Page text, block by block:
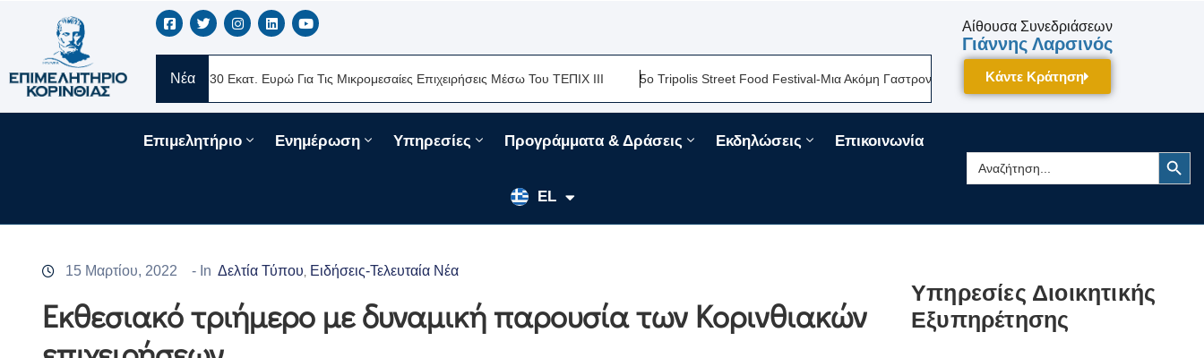
Νέα
Ελλάς Νέα Δάνεια 330 Εκατ. Ευρώ Για Τις Μικρομεσαίες Επιχειρήσεις Μέσω Του ΤΕΠΙΧ ΙΙΙ 5ο Tripolis Street Food Festival-Μια Ακόμη Γαστρονομική Γιορτή Της Πελοποννήσου Δίνει Ραντεβού Τον
Αίθουσα Συνεδριάσεων
Γιάννης Λαρσινός
Κάντε Κράτηση
Επιμελητήριο Ενημέρωση Υπηρεσίες Προγράμματα & Δράσεις Εκδηλώσεις Επικοινωνία
EL
EN
FR
Search
for:
Search Button
15 Μαρτίου, 2022 - In Δελτία Τύπου Ειδήσεις-Τελευταία Νέα
Εκθεσιακό τριήμερο με δυναμική παρουσία των Κορινθιακών
Υπηρεσίες Διοικητικής
Εξυπηρέτησης